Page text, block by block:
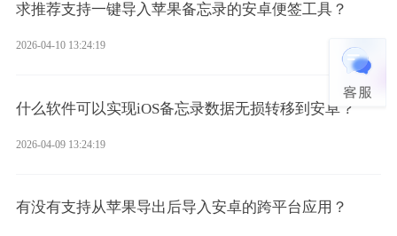
求推荐支持一键导入苹果备忘录的安卓便签工具？
2026-04-10 13:24:19
什么软件可以实现iOS备忘录数据无损转移到安卓？
2026-04-09 13:24:19
有没有支持从苹果导出后导入安卓的跨平台应用？